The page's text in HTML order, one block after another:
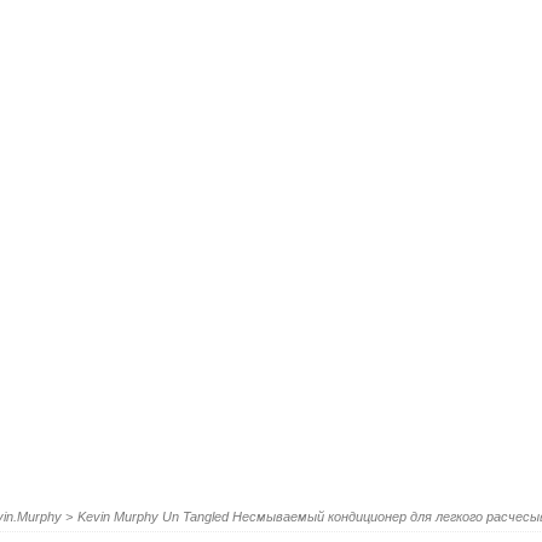
> Kevin Murphy Un Tangled Несмываемый кондиционер для легкого